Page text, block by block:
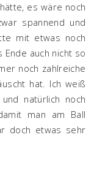
es wäre noch
spannend und
mit etwas noch
auch nicht so
noch zahlreiche
hat. Ich weiß
natürlich noch
man am Ball
doch etwas sehr